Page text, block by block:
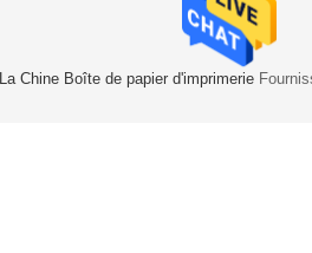
La Chine Boîte de papier d'imprimerie